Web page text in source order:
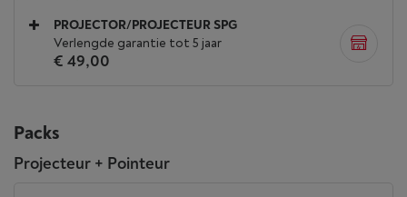
PROJECTOR/PROJECTEUR SPG
Verlengde garantie tot 5 jaar
€ 49,00
Packs
Projecteur + Pointeur